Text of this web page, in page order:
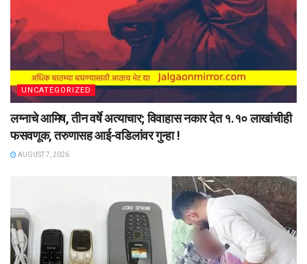
UNCATEGORIZED
लग्नाचे आमिष, तीन वर्षे अत्याचार; विवाहास नकार देत १.१० लाखांचीही
फसवणूक, तरुणासह आई-वडिलांवर गुन्हा !
AUGUST 7, 2026